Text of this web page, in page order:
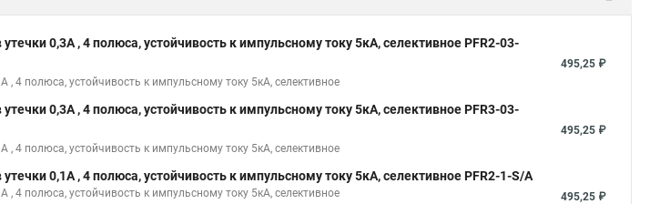
0,3А , 4 полюса, устойчивость к импульсному току 5кА, селективное PFR2-03-
, 4 полюса, устойчивость к импульсному току 5кА, селективное
495,25 ₽
0,3А , 4 полюса, устойчивость к импульсному току 5кА, селективное PFR3-03-
, 4 полюса, устойчивость к импульсному току 5кА, селективное
495,25 ₽
0,1А , 4 полюса, устойчивость к импульсному току 5кА, селективное PFR2-1-S/A
, 4 полюса, устойчивость к импульсному току 5кА, селективное 495,25 ₽